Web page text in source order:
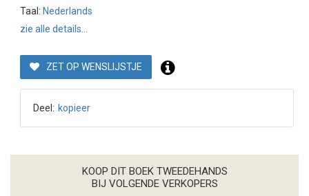
Taal: Nederlands
zie alle details...
ZET OP WENSLIJSTJE
Deel: kopieer
KOOP DIT BOEK TWEEDEHANDS
BIJ VOLGENDE VERKOPERS